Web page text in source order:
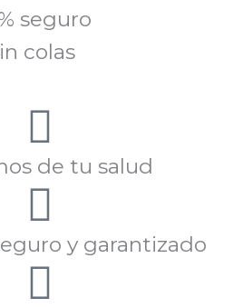
seguro
colas
de tu salud
y garantizado